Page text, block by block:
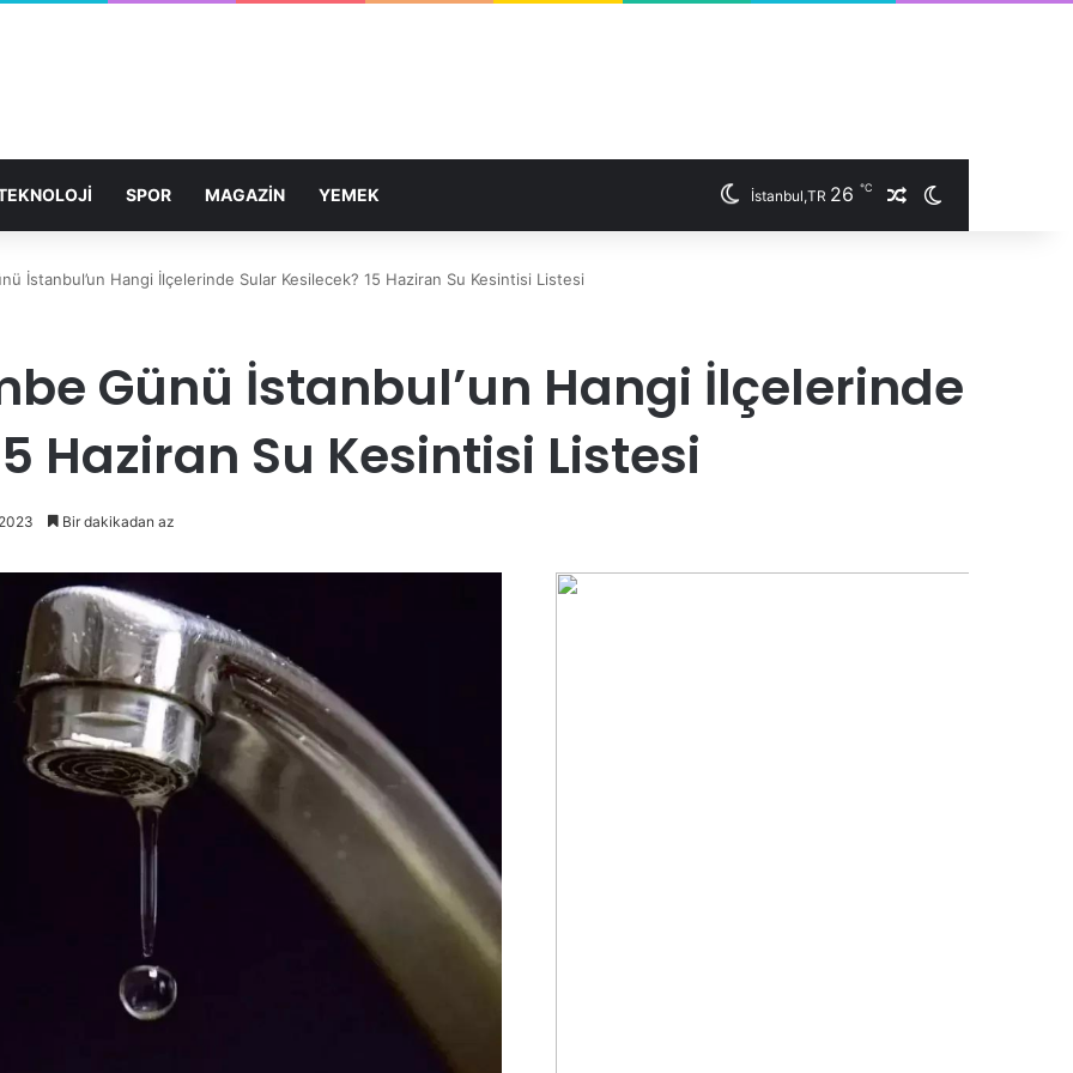
SPOR MAGAZİN YEMEK İstanbul,TR 26 ℃
İstanbul’un Hangi İlçelerinde Sular Kesilecek? 15 Haziran Su Kesintisi Listesi
Günü İstanbul’un Hangi İlçelerinde
Haziran Su Kesintisi Listesi
Bir dakikadan az